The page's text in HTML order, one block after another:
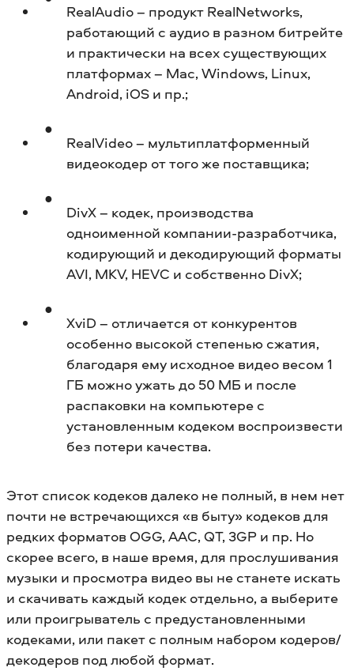
RealAudio – продукт RealNetworks,
работающий с аудио в разном битрейте
и практически на всех существующих
платформах – Mac, Windows, Linux,
Android, iOS и пр.;
RealVideo – мультиплатформенный
видеокодер от того же поставщика;
DivX – кодек, производства
одноименной компании-разработчика,
кодирующий и декодирующий форматы
AVI, MKV, HEVC и собственно DivX;
XviD – отличается от конкурентов
особенно высокой степенью сжатия,
благодаря ему исходное видео весом 1
ГБ можно ужать до 50 МБ и после
распаковки на компьютере с
установленным кодеком воспроизвести
без потери качества.
Этот список кодеков далеко не полный, в нем нет
почти не встречающихся «в быту» кодеков для
редких форматов OGG, AAC, QT, 3GP и пр. Но
скорее всего, в наше время, для прослушивания
музыки и просмотра видео вы не станете искать
и скачивать каждый кодек отдельно, а выберите
или проигрыватель с предустановленными
кодеками, или пакет с полным набором кодеров/
декодеров под любой формат.